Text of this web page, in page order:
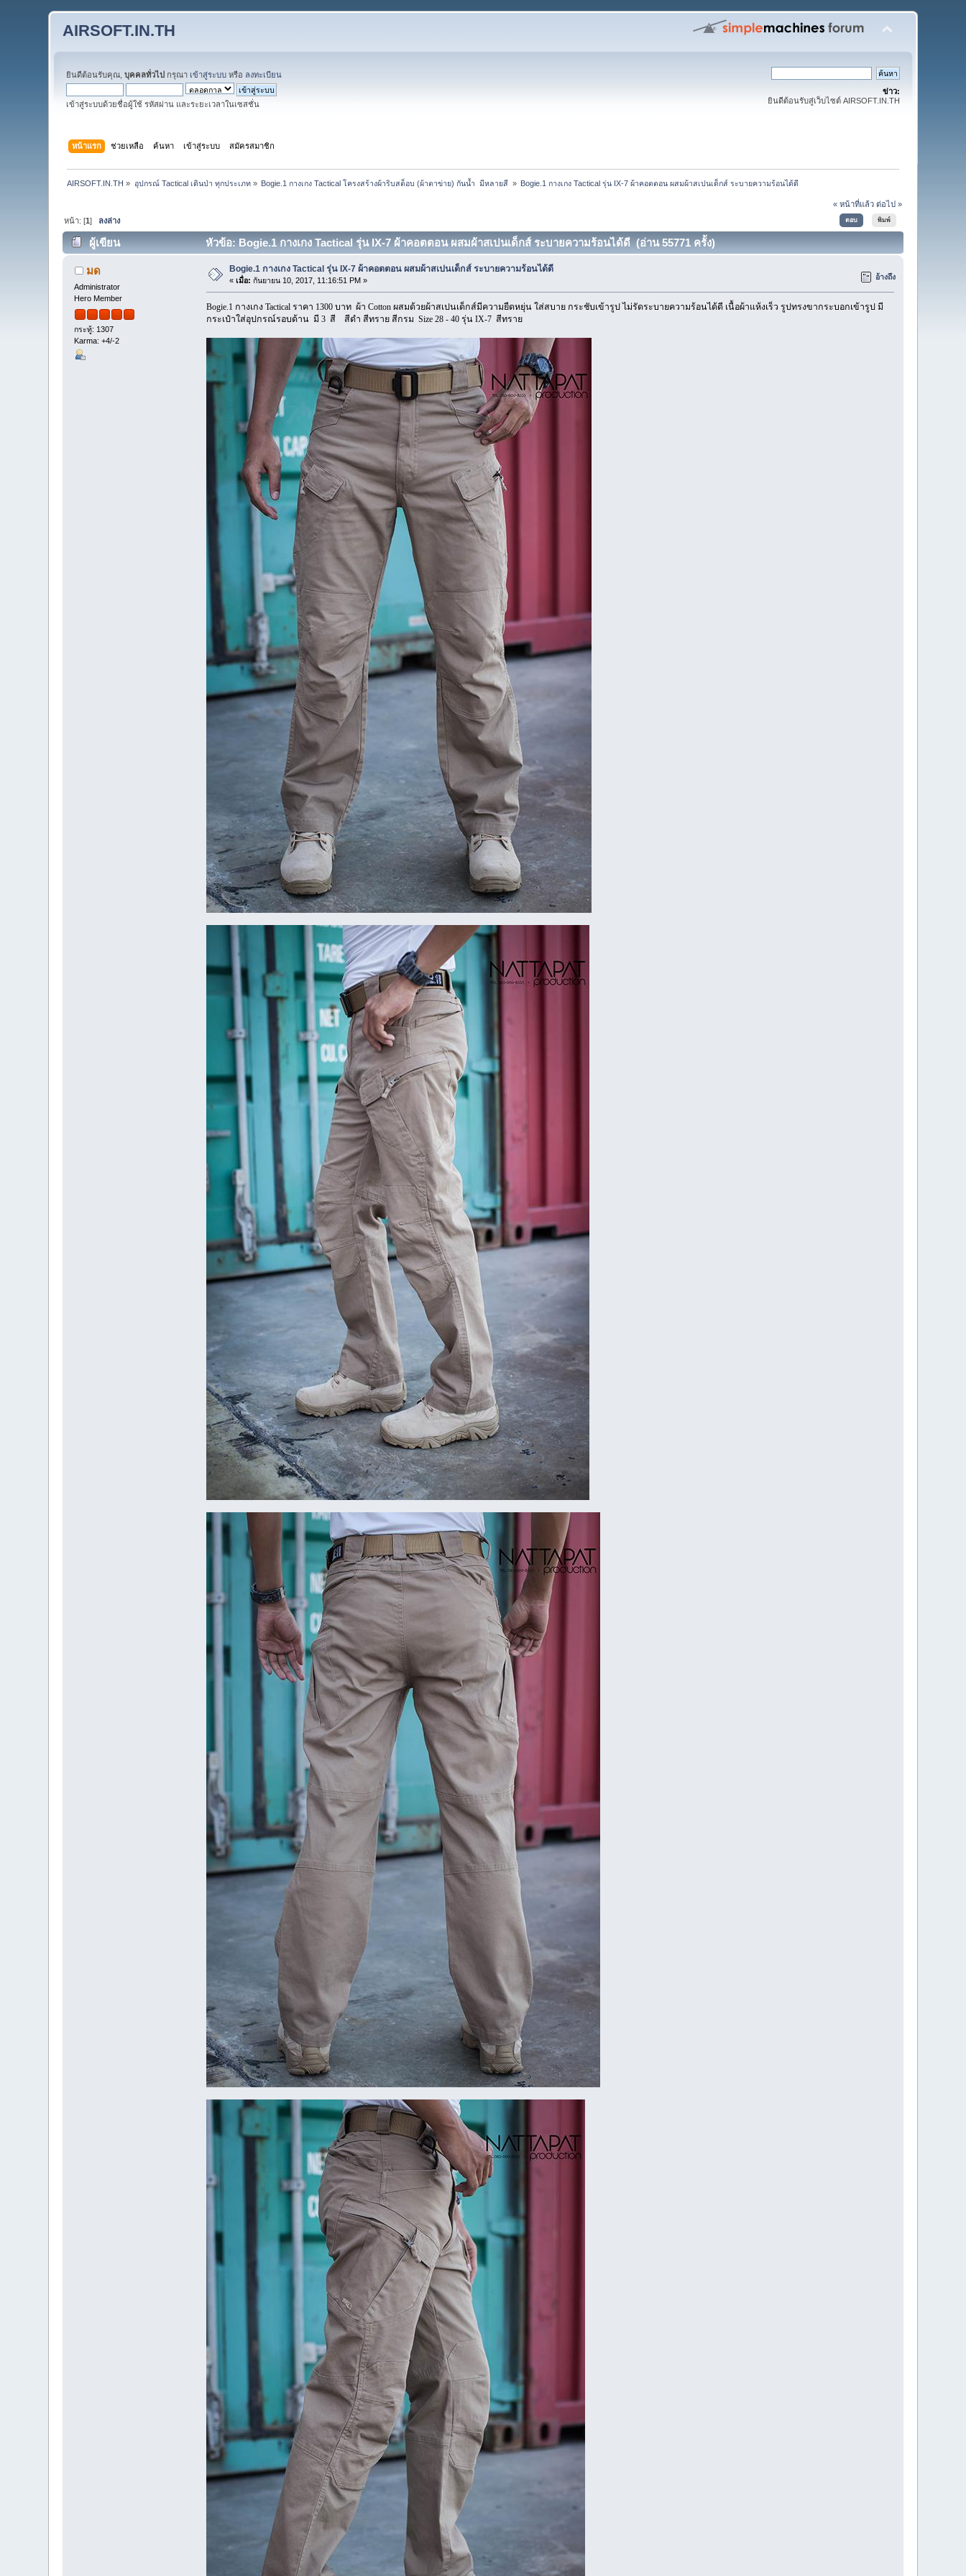
AIRSOFT.IN.TH
ยินดีต้อนรับคุณ,บุคคลทั่วไป กรุณา เข้าสู่ระบบ หรือ ลงทะเบียน
เข้าสู่ระบบด้วยชื่อผู้ใช้ รหัสผ่าน และระยะเวลาในเซสชั่น
ข่าว:
ยินดีต้อนรับสู่เว็บไซต์ AIRSOFT.IN.TH
หน้าแรก ช่วยเหลือ ค้นหา เข้าสู่ระบบ สมัครสมาชิก
AIRSOFT.IN.TH » อุปกรณ์ Tactical เดินป่า ทุกประเภท» Bogie.1 กางเกง Tactical โครงสร้างผ้าริบสต็อบ (ผ้าตาข่าย) กันน้ำ  มีหลายสี » Bogie.1 กางเกง Tactical รุ่น IX-7 ผ้าคอตตอน ผสมผ้าสเปนเด็กส์ ระบายความร้อนได้ดี
« หน้าที่แล้ว ต่อไป »
ตอบ พิมพ์
หน้า: [1] ลงล่าง
ผู้เขียน หัวข้อ: Bogie.1 กางเกง Tactical รุ่น IX-7 ผ้าคอตตอน ผสมผ้าสเปนเด็กส์ ระบายความร้อนได้ดี (อ่าน 55771 ครั้ง)
มด
Administrator
Hero Member
กระทู้: 1307
Karma: +4/-2
Bogie.1 กางเกง Tactical รุ่น IX-7 ผ้าคอตตอน ผสมผ้าสเปนเด็กส์ ระบายความร้อนได้ดี
«เมื่อ: กันยายน 10, 2017, 11:16:51 PM » อ้างถึง
Bogie.1 กางเกง Tactical ราคา 1300 บาท ผ้า Cotton ผสมด้วยผ้าสเปนเด็กส์มีความยืดหยุ่น ใส่สบาย กระชับเข้ารูป ไม่รัดระบายความร้อนได้ดี เนื้อผ้าแห้งเร็ว รูปทรงขากระบอกเข้ารูป มี
กระเป๋าใส่อุปกรณ์รอบด้าน มี 3 สี สีดำ สีทราย สีกรม Size 28 - 40 รุ่น IX-7 สีทราย